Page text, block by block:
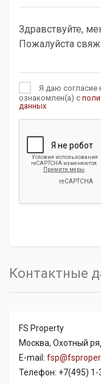
Я даю согласие
ознакомлен(а) с
данных
Контактные
FS Property
Москва, Охотный
E-mail:
Телефон: +7(495) 1-